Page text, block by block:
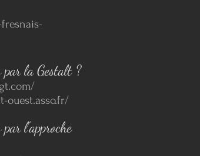
par la Gestalt ?
ouest.asso.fr/
par l'approche